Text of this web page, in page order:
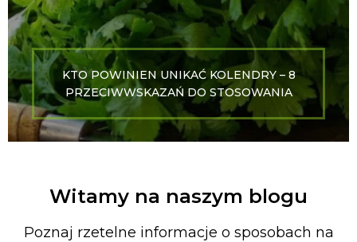
KTO POWINIEN UNIKAĆ KOLENDRY – 8
PRZECIWWSKAZAŃ DO STOSOWANIA
Witamy na naszym blogu
Poznaj rzetelne informacje o sposobach na